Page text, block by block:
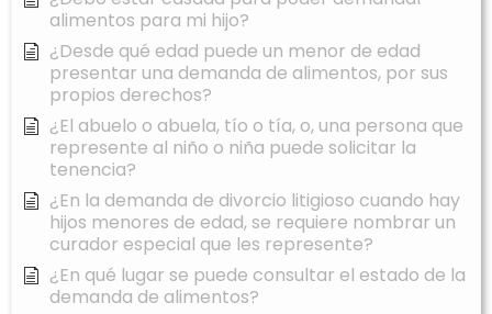
alimentos para mi hijo?
¿Desde qué edad puede un menor de edad
presentar una demanda de alimentos, por sus
propios derechos?
¿El abuelo o abuela, tío o tía, o, una persona que
represente al niño o niña puede solicitar la
tenencia?
¿En la demanda de divorcio litigioso cuando hay
hijos menores de edad, se requiere nombrar un
curador especial que les represente?
¿En qué lugar se puede consultar el estado de la
demanda de alimentos?